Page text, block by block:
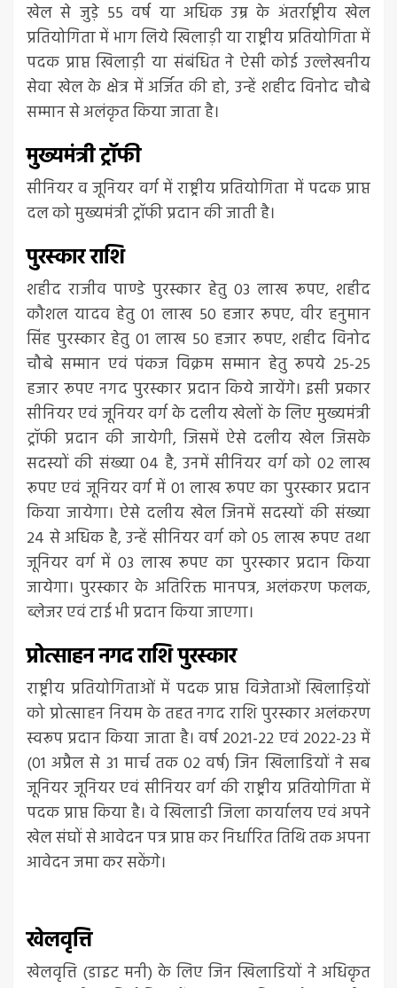
खेल से जुड़े 55 वर्ष या अधिक उम्र के अंतर्राष्ट्रीय खेल
प्रतियोगिता में भाग लिये खिलाड़ी या राष्ट्रीय प्रतियोगिता में
पदक प्राप्त खिलाड़ी या संबंधित ने ऐसी कोई उल्लेखनीय
सेवा खेल के क्षेत्र में अर्जित की हो, उन्हें शहीद विनोद चौबे
सम्मान से अलंकृत किया जाता है।
मुख्यमंत्री ट्रॉफी
सीनियर व जूनियर वर्ग में राष्ट्रीय प्रतियोगिता में पदक प्राप्त
दल को मुख्यमंत्री ट्रॉफी प्रदान की जाती है।
पुरस्कार राशि
शहीद राजीव पाण्डे पुरस्कार हेतु 03 लाख रूपए, शहीद
कौशल यादव हेतु 01 लाख 50 हजार रूपए, वीर हनुमान
सिंह पुरस्कार हेतु 01 लाख 50 हजार रूपए, शहीद विनोद
चौबे सम्मान एवं पंकज विक्रम सम्मान हेतु रूपये 25-25
हजार रूपए नगद पुरस्कार प्रदान किये जायेंगे। इसी प्रकार
सीनियर एवं जूनियर वर्ग के दलीय खेलों के लिए मुख्यमंत्री
ट्रॉफी प्रदान की जायेगी, जिसमें ऐसे दलीय खेल जिसके
सदस्यों की संख्या 04 है, उनमें सीनियर वर्ग को 02 लाख
रूपए एवं जूनियर वर्ग में 01 लाख रूपए का पुरस्कार प्रदान
किया जायेगा। ऐसे दलीय खेल जिनमें सदस्यों की संख्या
24 से अधिक है, उन्हें सीनियर वर्ग को 05 लाख रूपए तथा
जूनियर वर्ग में 03 लाख रूपए का पुरस्कार प्रदान किया
जायेगा। पुरस्कार के अतिरिक्त मानपत्र, अलंकरण फलक,
ब्लेजर एवं टाई भी प्रदान किया जाएगा।
प्रोत्साहन नगद राशि पुरस्कार
राष्ट्रीय प्रतियोगिताओं में पदक प्राप्त विजेताओं खिलाड़ियों
को प्रोत्साहन नियम के तहत नगद राशि पुरस्कार अलंकरण
स्वरूप प्रदान किया जाता है। वर्ष 2021-22 एवं 2022-23 में
(01 अप्रैल से 31 मार्च तक 02 वर्ष) जिन खिलाडियों ने सब
जूनियर जूनियर एवं सीनियर वर्ग की राष्ट्रीय प्रतियोगिता में
पदक प्राप्त किया है। वे खिलाडी जिला कार्यालय एवं अपने
खेल संघों से आवेदन पत्र प्राप्त कर निर्धारित तिथि तक अपना
आवेदन जमा कर सकेंगे।
खेलवृत्ति
खेलवृत्ति (डाइट मनी) के लिए जिन खिलाडियों ने अधिकृत